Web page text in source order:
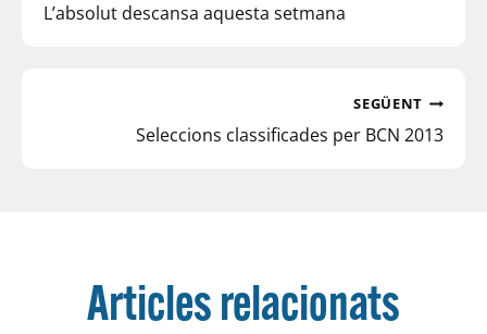
L’absolut descansa aquesta setmana
SEGÜENT
Seleccions classificades per BCN 2013
Articles relacionats